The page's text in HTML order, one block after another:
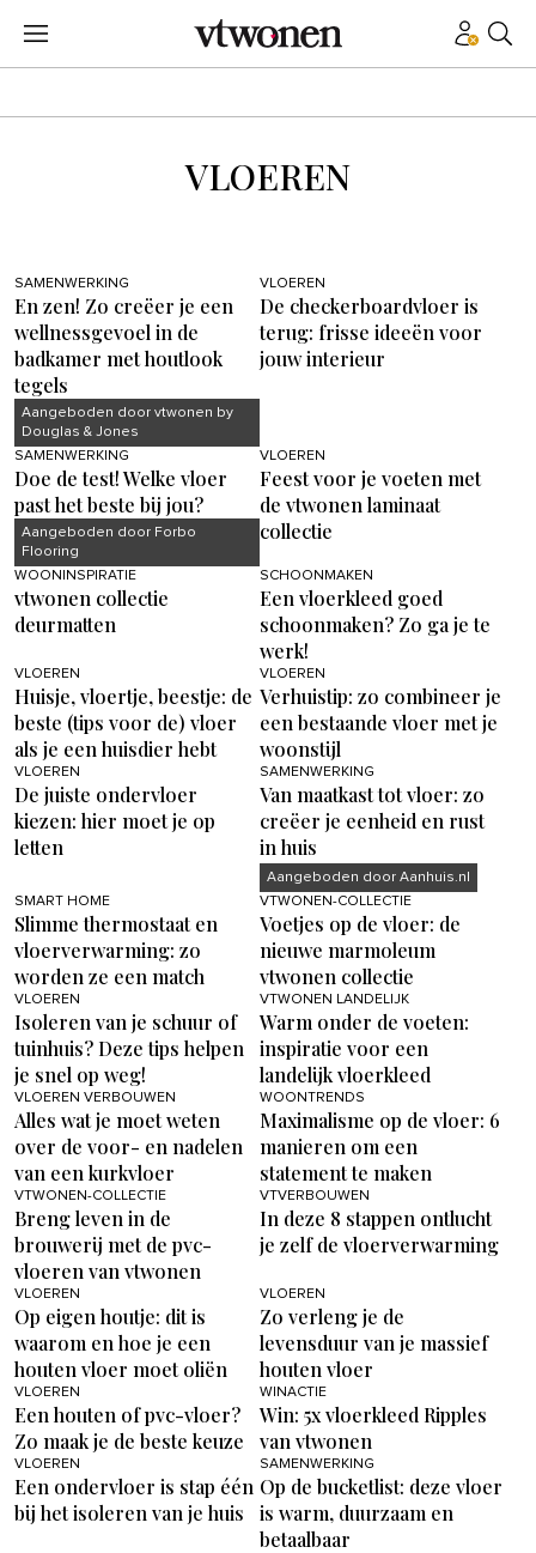
VLOEREN
SAMENWERKING
En zen! Zo creëer je een
wellnessgevoel in de
badkamer met houtlook
tegels
Aangeboden door vtwonen by
Douglas & Jones
VLOEREN
De checkerboardvloer is
terug: frisse ideeën voor
jouw interieur
SAMENWERKING
Doe de test! Welke vloer
past het beste bij jou?
Aangeboden door Forbo
Flooring
VLOEREN
Feest voor je voeten met
de vtwonen laminaat
collectie
WOONINSPIRATIE
vtwonen collectie
deurmatten
SCHOONMAKEN
Een vloerkleed goed
schoonmaken? Zo ga je te
werk!
VLOEREN
Huisje, vloertje, beestje: de
beste (tips voor de) vloer
als je een huisdier hebt
VLOEREN
Verhuistip: zo combineer je
een bestaande vloer met je
woonstijl
VLOEREN
De juiste ondervloer
kiezen: hier moet je op
letten
SAMENWERKING
Van maatkast tot vloer: zo
creëer je eenheid en rust
in huis
Aangeboden door Aanhuis.nl
SMART HOME
Slimme thermostaat en
vloerverwarming: zo
worden ze een match
VTWONEN-COLLECTIE
Voetjes op de vloer: de
nieuwe marmoleum
vtwonen collectie
VLOEREN
Isoleren van je schuur of
tuinhuis? Deze tips helpen
je snel op weg!
VTWONEN LANDELIJK
Warm onder de voeten:
inspiratie voor een
landelijk vloerkleed
VLOEREN VERBOUWEN
Alles wat je moet weten
over de voor- en nadelen
van een kurkvloer
WOONTRENDS
Maximalisme op de vloer: 6
manieren om een
statement te maken
VTWONEN-COLLECTIE
Breng leven in de
brouwerij met de pvc-
vloeren van vtwonen
VTVERBOUWEN
In deze 8 stappen ontlucht
je zelf de vloerverwarming
VLOEREN
Op eigen houtje: dit is
waarom en hoe je een
houten vloer moet oliën
VLOEREN
Zo verleng je de
levensduur van je massief
houten vloer
VLOEREN
Een houten of pvc-vloer?
Zo maak je de beste keuze
WINACTIE
Win: 5x vloerkleed Ripples
van vtwonen
VLOEREN
Een ondervloer is stap één
bij het isoleren van je huis
SAMENWERKING
Op de bucketlist: deze vloer
is warm, duurzaam en
betaalbaar